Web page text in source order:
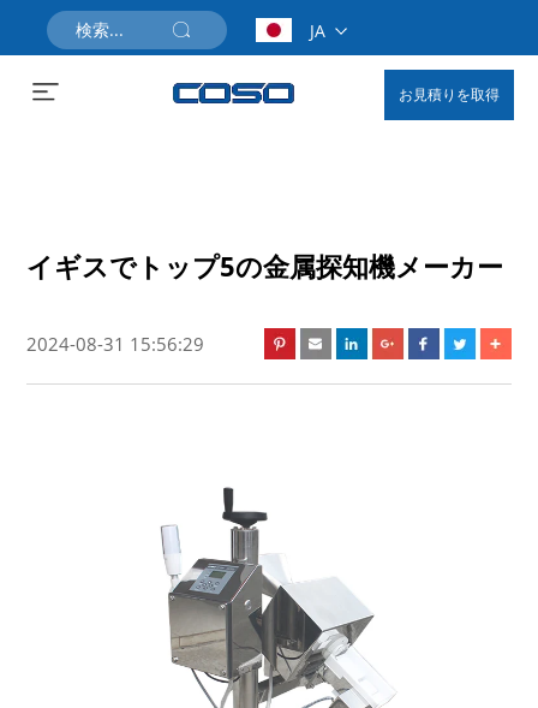
JA
お見積りを取得
イギスでトップ5の金属探知機メーカー
2024-08-31 15:56:29